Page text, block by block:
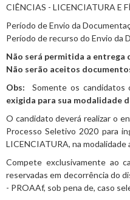
CIÊNCIAS - LICENCIATURA E
Período de Envio da
Período de recurso do Envio da
Não será permitida a entrega
Não serão aceitos
Obs: Somente os candidatos
exigida para sua modalidade
O candidato deverá realizar o
Processo Seletivo 2020 para
LICENCIATURA, na modalidade
Compete exclusivamente ao
reservadas em decorrência do
- PROAAf, sob pena de, caso